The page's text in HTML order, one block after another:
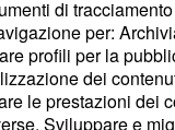
prossima
facile e
di
per:
profili per la
dei
le prestazioni dei
Sviluppare e